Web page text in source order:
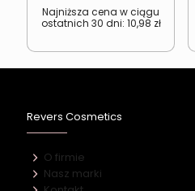
wynosiła:
12,07 zł.
wynosi:
10,98 zł.
Najniższa cena w ciągu
ostatnich 30 dni: 10,98 zł
Revers Cosmetics
O firmie
Nasz marki